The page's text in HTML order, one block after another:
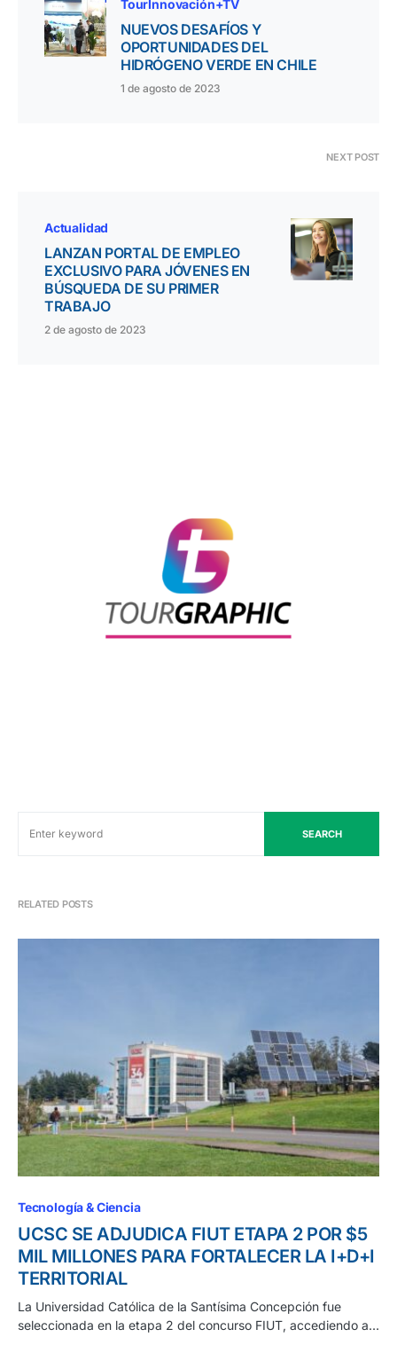
TourInnovación+TV
NUEVOS DESAFÍOS Y
OPORTUNIDADES DEL
HIDRÓGENO VERDE EN CHILE
1 de agosto de 2023
NEXT POST
Actualidad
LANZAN PORTAL DE EMPLEO
EXCLUSIVO PARA JÓVENES EN
BÚSQUEDA DE SU PRIMER
TRABAJO
2 de agosto de 2023
SEARCH
RELATED POSTS
Tecnología & Ciencia
UCSC SE ADJUDICA FIUT ETAPA 2 POR $5
MIL MILLONES PARA FORTALECER LA I+D+I
TERRITORIAL
La Universidad Católica de la Santísima Concepción fue
seleccionada en la etapa 2 del concurso FIUT, accediendo a…